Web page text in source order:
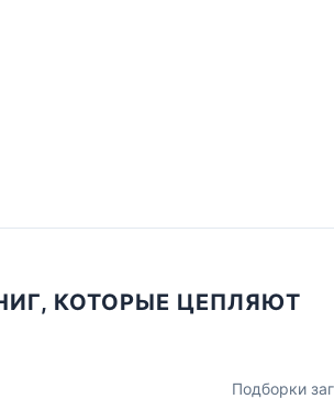
КОТОРЫЕ ЦЕПЛЯЮТ
Подборки